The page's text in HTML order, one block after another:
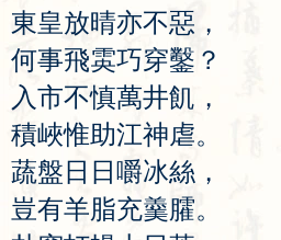
東皇放晴亦不惡 ，
何事飛雵巧穿鑿 ？
入市不慎萬井飢 ，
積峽惟助江神虐。
蔬盤 日 日 嚼冰絲 ，
豈有羊脂充羹臛。